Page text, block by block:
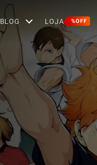
BLOG LOJA %OFF